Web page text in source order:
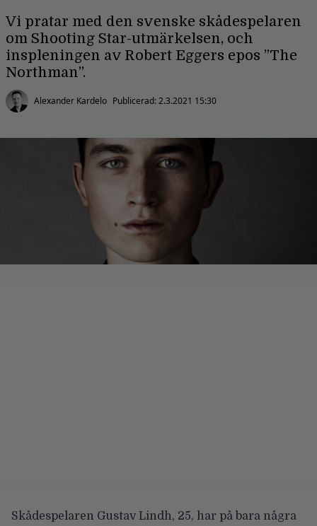
Vi pratar med den svenske skådespelaren
om Shooting Star-utmärkelsen, och
inspleningen av Robert Eggers epos ”The
Northman”.
Alexander Kardelo Publicerad:2.3.2021 15:30
Skådespelaren Gustav Lindh, 25, har på bara några